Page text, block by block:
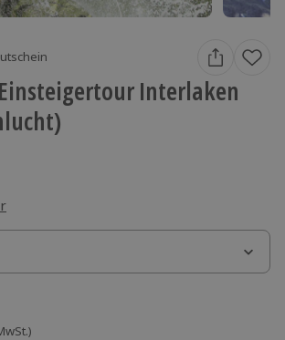
Interlaken